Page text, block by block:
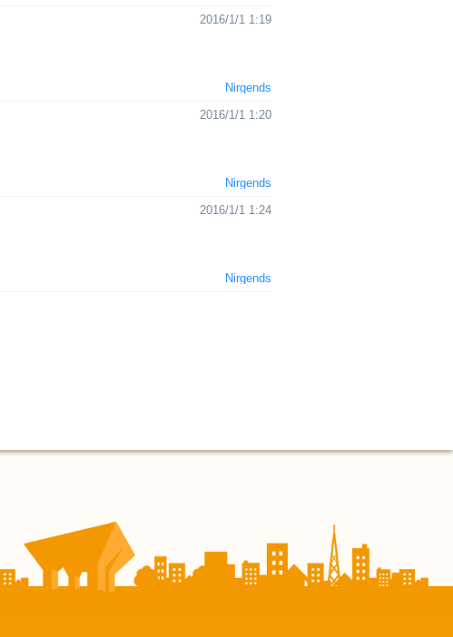
2016/1/1 1:19
Nirgends
2016/1/1 1:20
Nirgends
2016/1/1 1:24
Nirgends